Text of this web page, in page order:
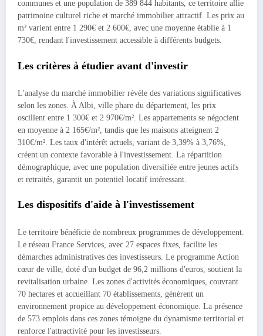
communes et une population de 389 844 habitants, ce territoire allie
patrimoine culturel riche et marché immobilier attractif. Les prix au
m² varient entre 1 290€ et 2 600€, avec une moyenne établie à 1
730€, rendant l'investissement accessible à différents budgets.
Les critères à étudier avant d'investir
L'analyse du marché immobilier révèle des variations significatives
selon les zones. À Albi, ville phare du département, les prix
oscillent entre 1 300€ et 2 970€/m². Les appartements se négocient
en moyenne à 2 165€/m², tandis que les maisons atteignent 2
310€/m². Les taux d'intérêt actuels, variant de 3,39% à 3,76%,
créent un contexte favorable à l'investissement. La répartition
démographique, avec une population diversifiée entre jeunes actifs
et retraités, garantit un potentiel locatif intéressant.
Les dispositifs d'aide à l'investissement
Le territoire bénéficie de nombreux programmes de développement.
Le réseau France Services, avec 27 espaces fixes, facilite les
démarches administratives des investisseurs. Le programme Action
cœur de ville, doté d'un budget de 96,2 millions d'euros, soutient la
revitalisation urbaine. Les zones d'activités économiques, couvrant
70 hectares et accueillant 70 établissements, génèrent un
environnement propice au développement économique. La présence
de 573 emplois dans ces zones témoigne du dynamisme territorial et
renforce l'attractivité pour les investisseurs.